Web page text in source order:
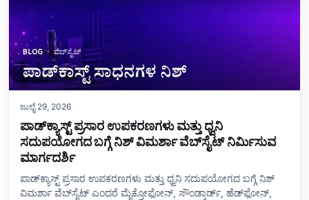
ಜುಲೈ 29, 2026
ಪಾಡ್‌ಕ್ಯಾಸ್ಟ್ ಪ್ರಸಾರ ಉಪಕರಣಗಳು ಮತ್ತು ಧ್ವನಿ
ಸದುಪಯೋಗದ ಬಗ್ಗೆ ನಿಶ್ ವಿಮರ್ಶಾ ವೆಬ್‌ಸೈಟ್ ನಿರ್ಮಿಸುವ
ಮಾರ್ಗದರ್ಶಿ
ಪಾಡ್‌ಕ್ಯಾಸ್ಟ್ ಪ್ರಸಾರ ಉಪಕರಣಗಳು ಮತ್ತು ಧ್ವನಿ ಸದುಪಯೋಗದ ಬಗ್ಗೆ ನಿಶ್
ವಿಮರ್ಶಾ ವೆಬ್‌ಸೈಟ್ ಎಂದರೆ ಮೈಕ್ರೋಫೋನ್, ಸೌಂಡ್ಕಾರ್ಡ್, ಹೆಡ್‌ಫೋನ್,